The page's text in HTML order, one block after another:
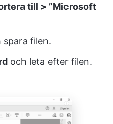
till > ”Microsoft
spara filen.
och leta efter filen.